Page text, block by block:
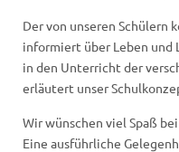
Der von unseren Schülern
informiert über Leben und
in den Unterricht der
erläutert unser
Wir wünschen viel Spaß
Eine ausführliche